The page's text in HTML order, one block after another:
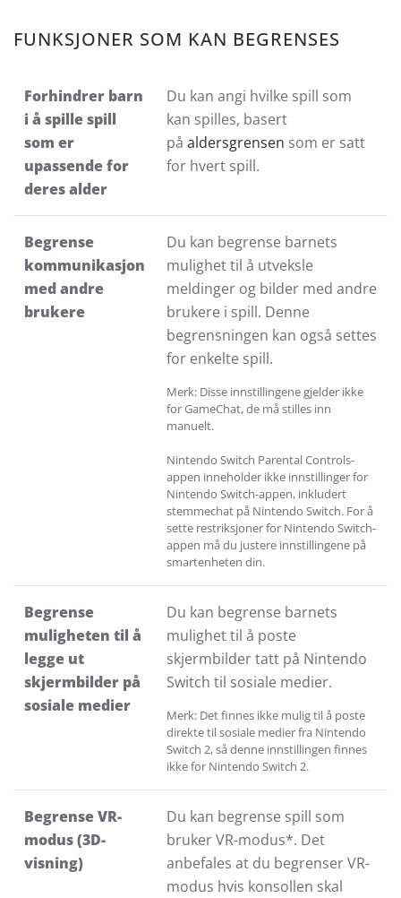
FUNKSJONER SOM KAN BEGRENSES
Forhindrer barn
i å spille spill
som er
upassende for
deres alder
Du kan angi hvilke spill som
kan spilles, basert
på aldersgrensen som er satt
for hvert spill.
Begrense
kommunikasjon
med andre
brukere
Du kan begrense barnets
mulighet til å utveksle
meldinger og bilder med andre
brukere i spill. Denne
begrensningen kan også settes
for enkelte spill.
Merk: Disse innstillingene gjelder ikke
for GameChat, de må stilles inn
manuelt.
Nintendo Switch Parental Controls-
appen inneholder ikke innstillinger for
Nintendo Switch-appen, inkludert
stemmechat på Nintendo Switch. For å
sette restriksjoner for Nintendo Switch-
appen må du justere innstillingene på
smartenheten din.
Begrense
muligheten til å
legge ut
skjermbilder på
sosiale medier
Du kan begrense barnets
mulighet til å poste
skjermbilder tatt på Nintendo
Switch til sosiale medier.
Merk: Det finnes ikke mulig til å poste
direkte til sosiale medier fra Nintendo
Switch 2, så denne innstillingen finnes
ikke for Nintendo Switch 2.
Begrense VR-
modus (3D-
visning)
Du kan begrense spill som
bruker VR-modus*. Det
anbefales at du begrenser VR-
modus hvis konsollen skal